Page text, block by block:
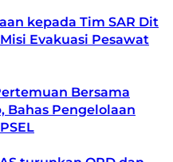
kepada Tim SAR Dit
Evakuasi Pesawat
Bersama
Pengelolaan